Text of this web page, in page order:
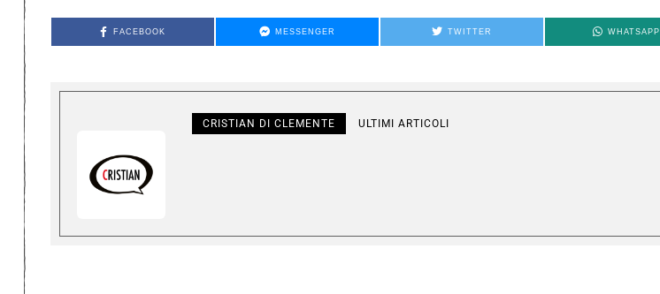
FACEBOOK MESSENGER TWITTER WHATSAPP
CRISTIAN DI CLEMENTE ULTIMI ARTICOLI